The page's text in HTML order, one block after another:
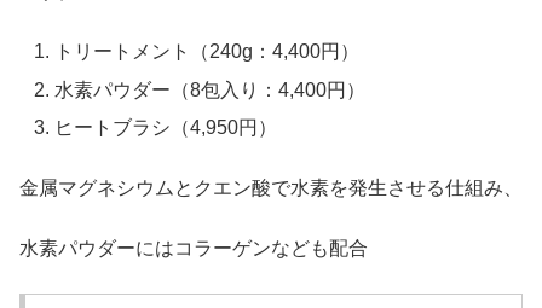
トリートメント（240g：4,400円）
水素パウダー（8包入り：4,400円）
ヒートブラシ（4,950円）
金属マグネシウムとクエン酸で水素を発生させる仕組み、
水素パウダーにはコラーゲンなども配合